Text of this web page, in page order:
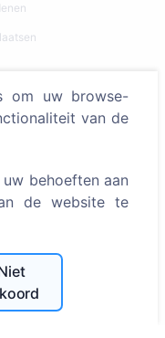
om uw browse-
van de
behoeften aan
de website te